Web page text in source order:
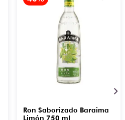
Ron Saborizado Baraima
Limón 750 ml